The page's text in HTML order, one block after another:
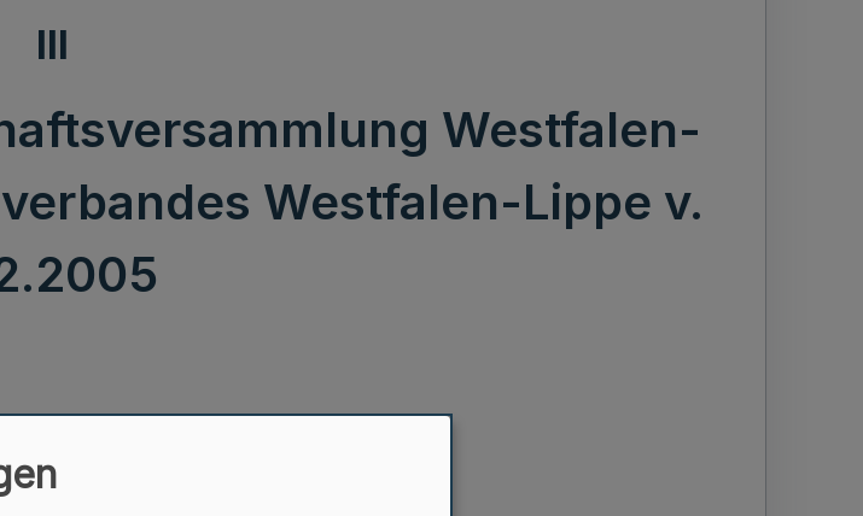
III
Westfalen-
Westfalen-Lippe v.
Westfalen-Lippe